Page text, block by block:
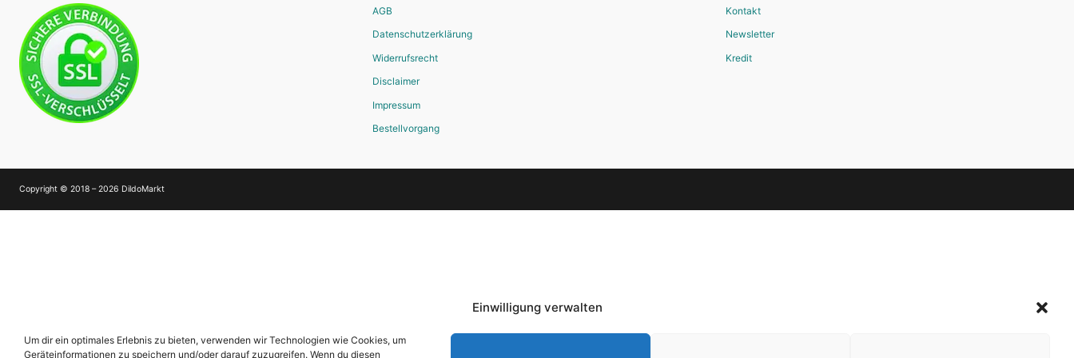
Einwilligung verwalten
Um dir ein optimales Erlebnis zu bieten, verwenden wir Technologien wie Cookies, um
Geräteinformationen zu speichern und/oder darauf zuzugreifen. Wenn du diesen
AGB
Datenschutzerklärung
Widerrufsrecht
Disclaimer
Impressum
Bestellvorgang
Kontakt
Newsletter
Kredit
Copyright © 2018 – 2026 DildoMarkt